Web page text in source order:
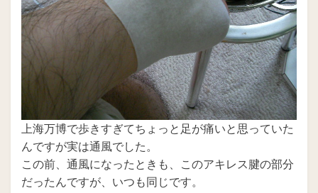
上海万博で歩きすぎてちょっと足が痛いと思っていた
んですが実は通風でした。
この前、通風になったときも、このアキレス腱の部分
だったんですが、いつも同じです。